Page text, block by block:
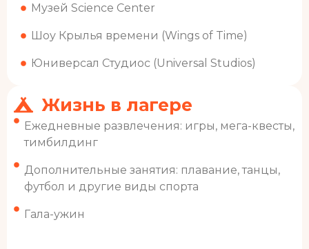
Музей Science Center
Шоу Крылья времени (Wings of Time)
Юниверсал Студиос (Universal Studios)
Жизнь в лагере
Ежедневные развлечения: игры, мега-квесты,
тимбилдинг
Дополнительные занятия: плавание, танцы,
футбол и другие виды спорта
Гала-ужин